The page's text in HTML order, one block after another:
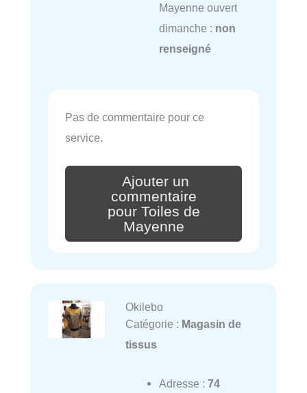
Mayenne ouvert
dimanche : non
renseigné
Pas de commentaire pour ce
service.
Ajouter un
commentaire
pour Toiles de
Mayenne
Okilebo
Catégorie : Magasin de
tissus
Adresse : 74